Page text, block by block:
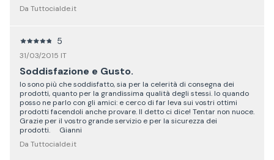
Da Tuttocialde.it
5
31/03/2015 IT
Soddisfazione e Gusto.
Io sono più che soddisfatto, sia per la celerità di consegna dei
prodotti, quanto per la grandissima qualità degli stessi. Io quando
posso ne parlo con gli amici: e cerco di far leva sui vostri ottimi
prodotti facendoli anche provare. Il detto ci dice! Tentar non nuoce.
Grazie per il vostro grande servizio e per la sicurezza dei
prodotti. Gianni
Da Tuttocialde.it